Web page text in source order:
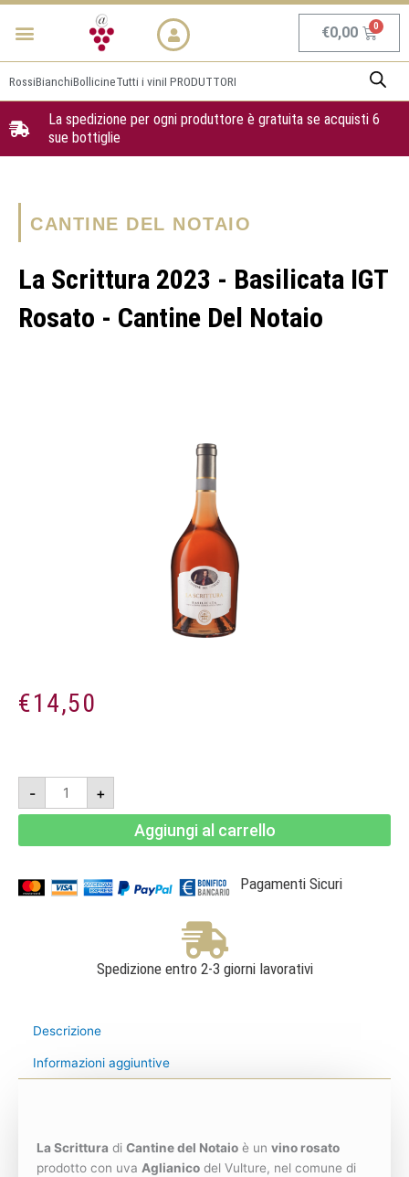
Vai
Menu €0,00
RossiBianchiBollicineTutti i viniI PRODUTTORI
La spedizione per ogni produttore è gratuita se acquisti 6
sue bottiglie
CANTINE DEL NOTAIO
La Scrittura 2023 - Basilicata IGT
Rosato - Cantine Del Notaio
€14,50
-
La
Scrittura
2023
-
Cantine
del
Notaio
+
Aggiungi al carrello
Pagamenti Sicuri
Spedizione entro 2-3 giorni lavorativi
Descrizione
Informazioni aggiuntive
La Scrittura di Cantine del Notaio è un vino rosato
prodotto con uva Aglianico del Vulture, nel comune di